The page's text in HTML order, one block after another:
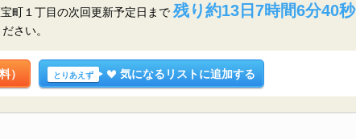
町１丁目の次回更新予定日まで 残り約13日7時間6分39秒
さい。
） とりあえず 気になるリストに追加する